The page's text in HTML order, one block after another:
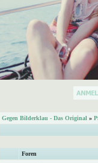
Gegen Bilderklau - Das Original »
Foren